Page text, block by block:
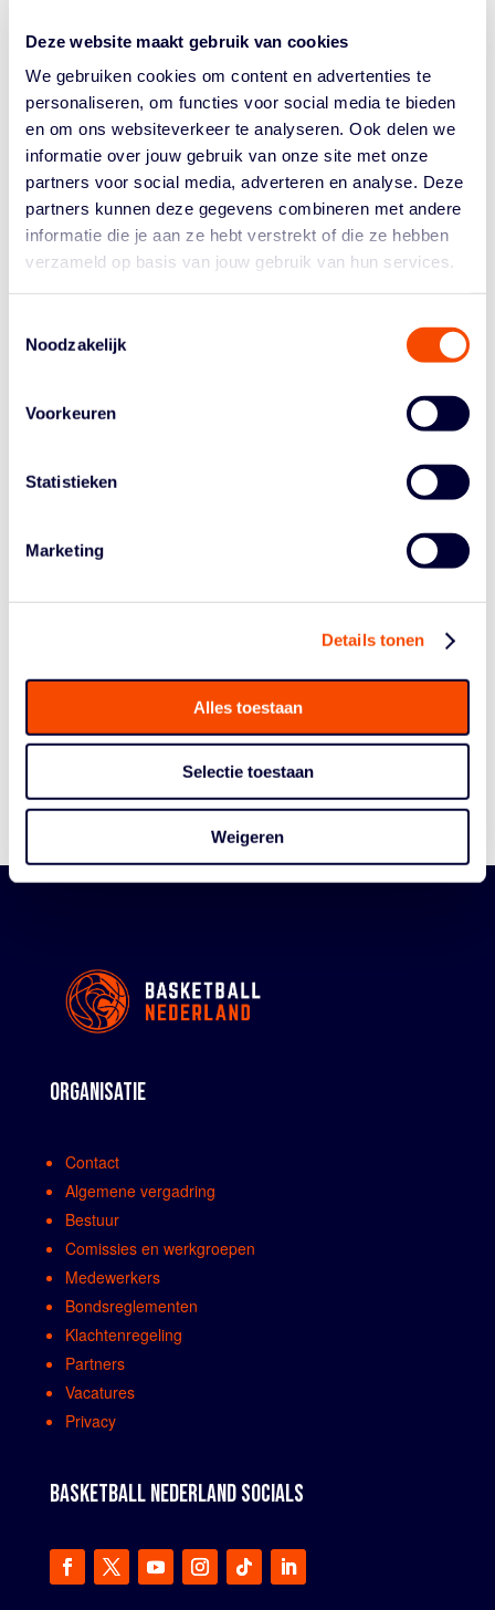
Deze website maakt gebruik van cookies
We gebruiken cookies om content en advertenties te
personaliseren, om functies voor social media te bieden
en om ons websiteverkeer te analyseren. Ook delen we
informatie over jouw gebruik van onze site met onze
partners voor social media, adverteren en analyse. Deze
partners kunnen deze gegevens combineren met andere
informatie die je aan ze hebt verstrekt of die ze hebben
verzameld op basis van jouw gebruik van hun services.
Noodzakelijk
Voorkeuren
Statistieken
Marketing
Details tonen
Alles toestaan
Selectie toestaan
Weigeren
China en van Sri Lanka. Daardoor is Nederland eerste
geworden in groep B en speelt hetzondagin de
kwartfinales tegen Japan, nummer twee uit groep D.
Het WK U23, dat duurt van 2 t/m 6 oktober, beleeft pas
zijn tweede editie. In 2018 werd Rusland zowel bij de
mannen als de vrouwen wereldkampioen. De
Nederlanse vrouwen strandden in 2018 in het Chinese
Xi'an in de groepsfase en eindigden als negende.
Slagter. Molly McDowell begeleidt het Nederlandse
viertal als bondscoach.
De ook nog ongeslagen Nederlandse mannen vervolgen
zaterdag hun toernooi met de laatste twee groepsduels.
Algemene Vergadering
Bestuur En Commissies
ORGANISATIE
Contact
Algemene vergadring
Bestuur
Comissies en werkgroepen
Medewerkers
Bondsreglementen
Klachtenregeling
Partners
Vacatures
Privacy
BASKETBALL NEDERLAND SOCIALS